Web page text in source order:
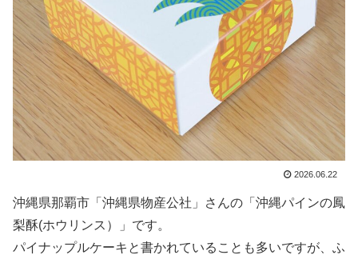
2026.06.22
沖縄県那覇市「沖縄県物産公社」さんの「沖縄パインの鳳
梨酥(ホウリンス）」です。
パイナップルケーキと書かれていることも多いですが、ふ